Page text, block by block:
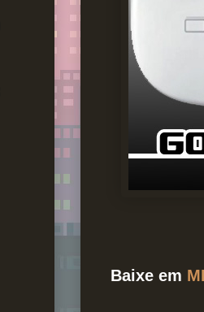
Baixe em